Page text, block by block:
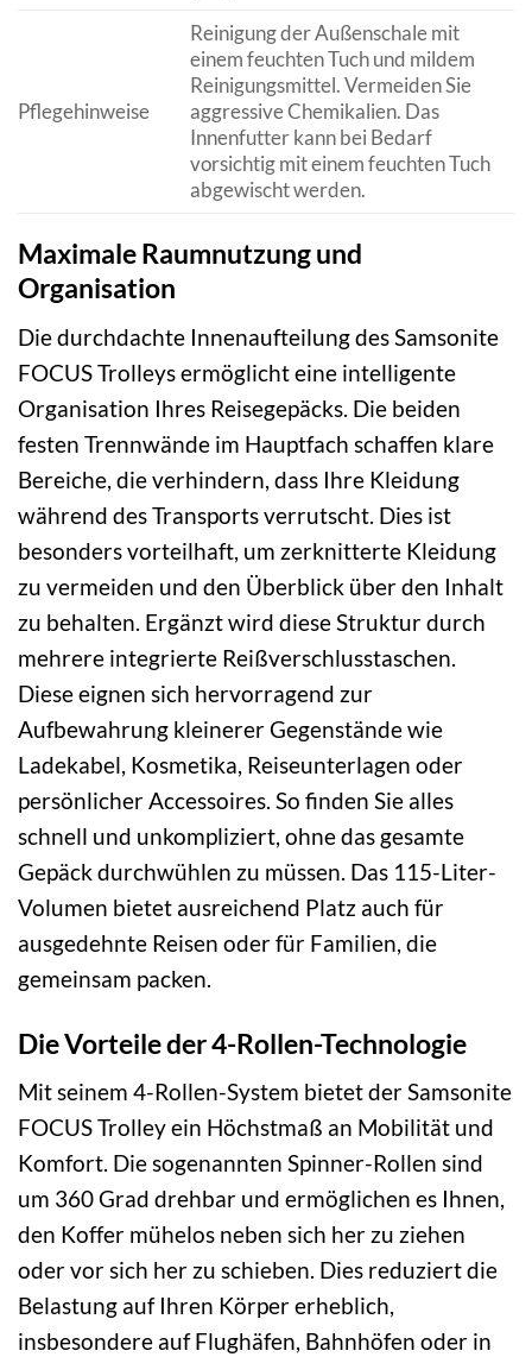
Pflegehinweise
Reinigung der Außenschale mit
einem feuchten Tuch und mildem
Reinigungsmittel. Vermeiden Sie
aggressive Chemikalien. Das
Innenfutter kann bei Bedarf
vorsichtig mit einem feuchten Tuch
abgewischt werden.
Maximale Raumnutzung und
Organisation
Die durchdachte Innenaufteilung des Samsonite
FOCUS Trolleys ermöglicht eine intelligente
Organisation Ihres Reisegepäcks. Die beiden
festen Trennwände im Hauptfach schaffen klare
Bereiche, die verhindern, dass Ihre Kleidung
während des Transports verrutscht. Dies ist
besonders vorteilhaft, um zerknitterte Kleidung
zu vermeiden und den Überblick über den Inhalt
zu behalten. Ergänzt wird diese Struktur durch
mehrere integrierte Reißverschlusstaschen.
Diese eignen sich hervorragend zur
Aufbewahrung kleinerer Gegenstände wie
Ladekabel, Kosmetika, Reiseunterlagen oder
persönlicher Accessoires. So finden Sie alles
schnell und unkompliziert, ohne das gesamte
Gepäck durchwühlen zu müssen. Das 115-Liter-
Volumen bietet ausreichend Platz auch für
ausgedehnte Reisen oder für Familien, die
gemeinsam packen.
Die Vorteile der 4-Rollen-Technologie
Mit seinem 4-Rollen-System bietet der Samsonite
FOCUS Trolley ein Höchstmaß an Mobilität und
Komfort. Die sogenannten Spinner-Rollen sind
um 360 Grad drehbar und ermöglichen es Ihnen,
den Koffer mühelos neben sich her zu ziehen
oder vor sich her zu schieben. Dies reduziert die
Belastung auf Ihren Körper erheblich,
insbesondere auf Flughäfen, Bahnhöfen oder in